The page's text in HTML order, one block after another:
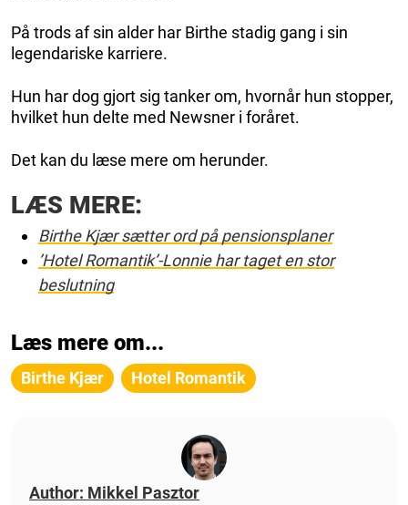
På trods af sin alder har Birthe stadig gang i sin
legendariske karriere.
Hun har dog gjort sig tanker om, hvornår hun stopper,
hvilket hun delte med Newsner i foråret.
Det kan du læse mere om herunder.
LÆS MERE:
Birthe Kjær sætter ord på pensionsplaner
’Hotel Romantik’-Lonnie har taget en stor
beslutning
Læs mere om...
Birthe Kjær Hotel Romantik
Author: Mikkel Pasztor